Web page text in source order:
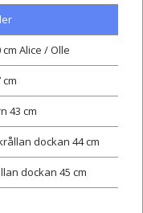
Alice / Olle
cm
43 cm
dockan 44 cm
dockan 45 cm